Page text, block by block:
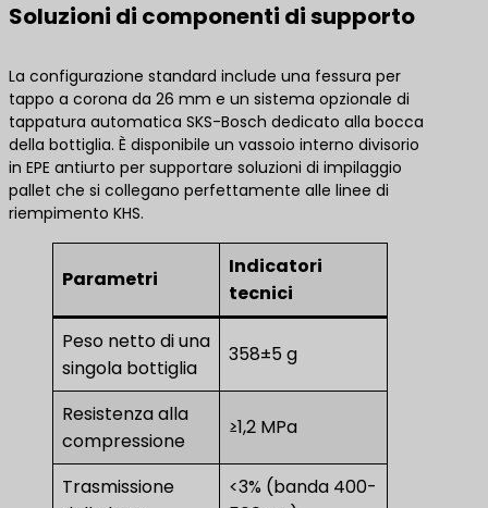
Soluzioni di componenti di supporto
La configurazione standard include una fessura per
tappo a corona da 26 mm e un sistema opzionale di
tappatura automatica SKS-Bosch dedicato alla bocca
della bottiglia. È disponibile un vassoio interno divisorio
in EPE antiurto per supportare soluzioni di impilaggio
pallet che si collegano perfettamente alle linee di
riempimento KHS.
Parametri
Indicatori
tecnici
Peso netto di una
singola bottiglia
358±5 g
Resistenza alla
compressione
≥1,2 MPa
Trasmissione
<3% (banda 400-